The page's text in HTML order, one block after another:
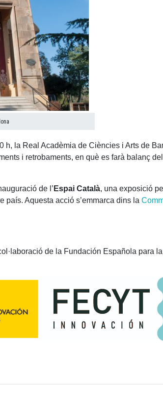
h, la Real Acadèmia de Ciències i Arts de
i retrobaments, en què es farà balanç
de l’ Espai Català, una exposició
país. Aquesta acció s’emmarca dins la
de la Fundación Española para